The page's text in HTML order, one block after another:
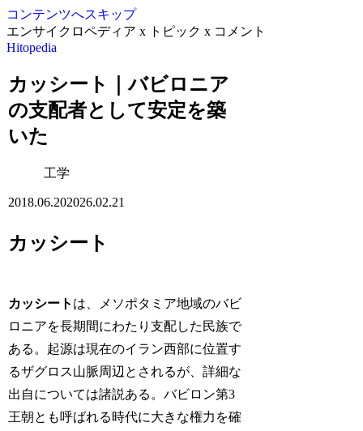
コンテンツへスキップ
エンサイクロペディア x トピック x コメント
Hitopedia
カッシート｜バビロニア
の支配者として安定を築
いた
工学
2018.06.202026.02.21
カッシート
カッシート は、メソポタミア地域のバビ
ロニアを長期間にわたり支配した民族で
ある。起源は現在のイラン西部に位置す
るザグロス山脈周辺とされるが、詳細な
出自については諸説ある。バビロン第3
王朝とも呼ばれる時代に大きな権力を確